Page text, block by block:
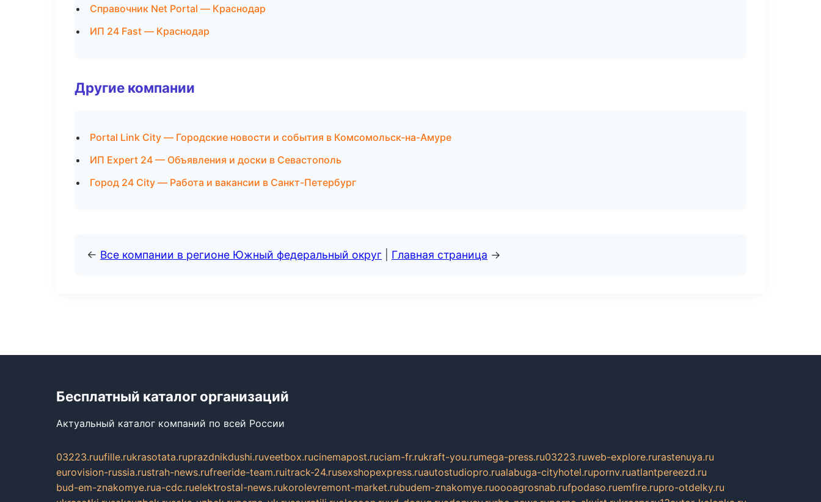
Справочник Net Portal — Краснодар
ИП 24 Fast — Краснодар
Другие компании
Portal Link City — Городские новости и события в Комсомольск-на-Амуре
ИП Expert 24 — Объявления и доски в Севастополь
Город 24 City — Работа и вакансии в Санкт-Петербург
← Все компании в регионе Южный федеральный округ Главная страница →
Бесплатный каталог организаций
Актуальный каталог компаний по всей России
03223.ruufille.rukrasotata.ruprazdnikdushi.ruveetbox.rucinemapost.ruciam-fr.rukraft-you.rumega-press.ru03223.ruweb-explore.rurastenuya.ru
eurovision-russia.rustrah-news.rufreeride-team.ruitrack-24.rusexshopexpress.ruautostudiopro.rualabuga-cityhotel.rupornv.ruatlantpereezd.ru
bud-em-znakomye.rua-cdc.ruelektrostal-news.rukorolevremont-market.rubudem-znakomye.ruoooagrosnab.rufpodaso.ruemfire.rupro-otdelky.ru